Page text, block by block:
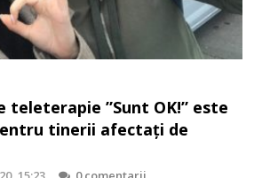
teleterapie ”Sunt OK!” este
tinerii afectați de